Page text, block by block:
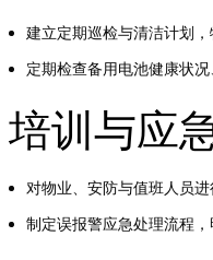
建立定期巡检与清洁计划
定期检查备用电池健康状
培训与应
对物业、安防与值班人员
制定误报警应急处理流程